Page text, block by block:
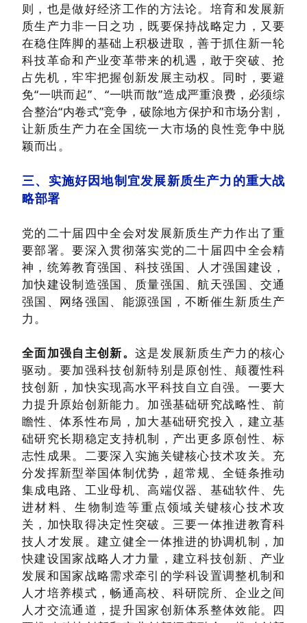
则，也是做好经济工作的方法论。培育和发展新
质生产力非一日之功，既要保持战略定力，又要
在稳住阵脚的基础上积极进取，善于抓住新一轮
科技革命和产业变革带来的机遇，敢于突破、抢
占先机，牢牢把握创新发展主动权。同时，要避
免“一哄而起”、“一哄而散”造成严重浪费，必须综
合整治“内卷式”竞争，破除地方保护和市场分割，
让新质生产力在全国统一大市场的良性竞争中脱
颖而出。
三、实施好因地制宜发展新质生产力的重大战
略部署
党的二十届四中全会对发展新质生产力作出了重
要部署。要深入贯彻落实党的二十届四中全会精
神，统筹教育强国、科技强国、人才强国建设，
加快建设制造强国、质量强国、航天强国、交通
强国、网络强国、能源强国，不断催生新质生产
力。
全面加强自主创新。 这是发展新质生产力的核心
驱动。要加强科技创新特别是原创性、颠覆性科
技创新，加快实现高水平科技自立自强。一要大
力提升原始创新能力。加强基础研究战略性、前
瞻性、体系性布局，加大基础研究投入，建立基
础研究长期稳定支持机制，产出更多原创性、标
志性成果。二要深入实施关键核心技术攻关。充
分发挥新型举国体制优势，超常规、全链条推动
集成电路、工业母机、高端仪器、基础软件、先
进材料、生物制造等重点领域关键核心技术攻
关，加快取得决定性突破。三要一体推进教育科
技人才发展。建立健全一体推进的协调机制，加
快建设国家战略人才力量，建立科技创新、产业
发展和国家战略需求牵引的学科设置调整机制和
人才培养模式，畅通高校、科研院所、企业之间
人才交流通道，提升国家创新体系整体效能。四